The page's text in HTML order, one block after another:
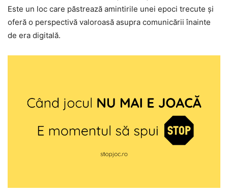
Este un loc care păstrează amintirile unei epoci trecute și
oferă o perspectivă valoroasă asupra comunicării înainte
de era digitală.